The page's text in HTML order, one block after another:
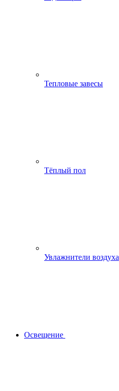
Тепловые завесы
Тёплый пол
Увлажнители воздуха
Освещение